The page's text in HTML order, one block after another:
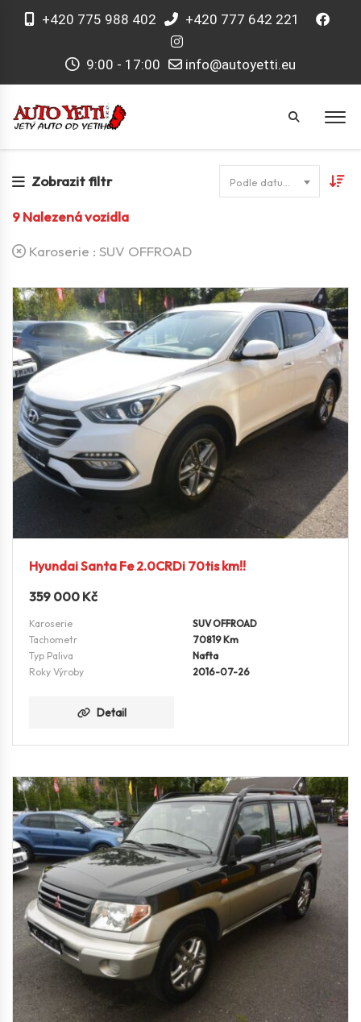
+420 775 988 402 +420 777 642 221
9:00 - 17:00 info@autoyetti.eu
Zobrazit filtr
9Nalezená vozidla
Karoserie : SUV OFFROAD
Hyundai Santa Fe 2.0CRDi 70tis km!!
359 000 Kč
Karoserie
SUV OFFROAD
Tachometr
70819 Km
Typ Paliva
Nafta
Roky Výroby
2016-07-26
Detail